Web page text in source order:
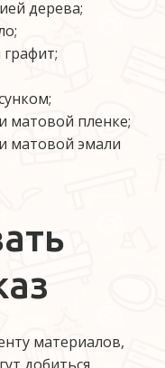
дерева;
матовой пленке;
матовой эмали
материалов,